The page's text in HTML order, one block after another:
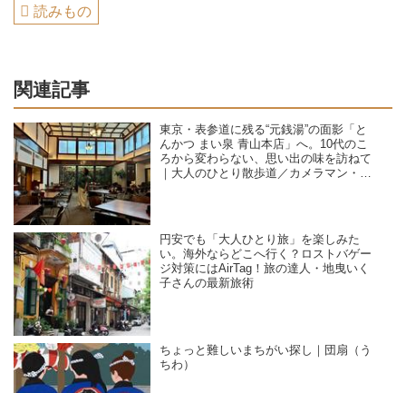
読みもの
関連記事
東京・表参道に残る“元銭湯”の面影「と
んかつ まい泉 青山本店」へ。10代のこ
ろから変わらない、思い出の味を訪ねて
｜大人のひとり散歩道／カメラマン・石
円安でも「大人ひとり旅」を楽しみた
い。海外ならどこへ行く？ロストバゲー
ジ対策にはAirTag！旅の達人・地曳いく
子さんの最新旅術
ちょっと難しいまちがい探し｜団扇（う
ちわ）